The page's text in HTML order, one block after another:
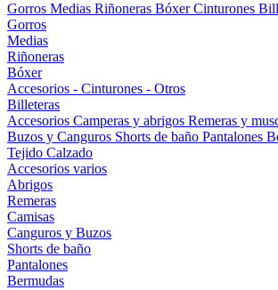
Gorros Medias Riñoneras BóxerCinturones
Gorros
Medias
Riñoneras
Bóxer
Accesorios - Cinturones - Otros
Billeteras
Accesorios Camperas y abrigos Remeras y
Buzos y Canguros Shorts de baño Pantalones
Tejido Calzado
Accesorios varios
Abrigos
Remeras
Camisas
Canguros y Buzos
Shorts de baño
Pantalones
Bermudas